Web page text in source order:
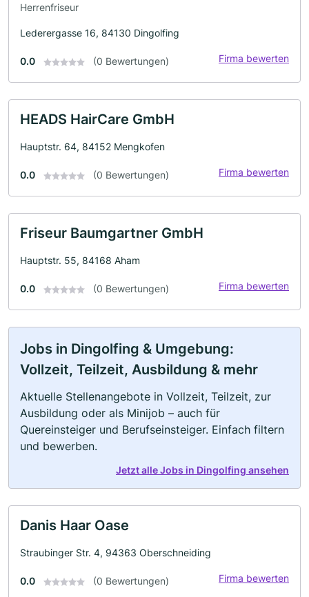
Herrenfriseur
Lederergasse 16, 84130 Dingolfing
0.0 (0 Bewertungen) Firma bewerten
HEADS HairCare GmbH
Hauptstr. 64, 84152 Mengkofen
0.0 (0 Bewertungen) Firma bewerten
Friseur Baumgartner GmbH
Hauptstr. 55, 84168 Aham
0.0 (0 Bewertungen) Firma bewerten
Jobs in Dingolfing & Umgebung:
Vollzeit, Teilzeit, Ausbildung & mehr
Aktuelle Stellenangebote in Vollzeit, Teilzeit, zur
Ausbildung oder als Minijob – auch für
Quereinsteiger und Berufseinsteiger. Einfach filtern
und bewerben.
Jetzt alle Jobs in Dingolfing ansehen
Danis Haar Oase
Straubinger Str. 4, 94363 Oberschneiding
0.0 (0 Bewertungen) Firma bewerten